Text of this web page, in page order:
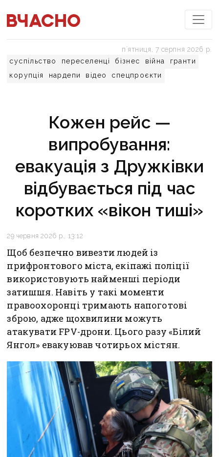
суспільство переселенці бізнес війна
гранти
корупція
нардепи відео спецпроєкти
пʼятниця, 7 серпня 2026 р.
Кожен рейс —
випробування:
евакуація з Дружківки
відбувається під час
коротких «вікон тиші»
29 червня 2026 р., 13:12
Щоб безпечно вивезти людей із
прифронтового міста, екіпажі поліції
використовують найменші періоди
затишшя. Навіть у такі моменти
правоохоронці тримають напоготові
зброю, адже щохвилини можуть
атакувати FPV-дрони. Цього разу «Білий
Янгол» евакуював чотирьох містян.